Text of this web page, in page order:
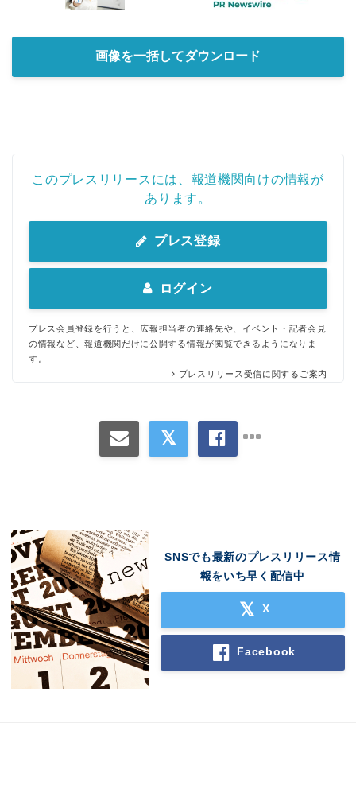
画像を一括してダウンロード
このプレスリリースには、報道機関向けの情報が
あります。
プレス登録
ログイン
プレス会員登録を行うと、広報担当者の連絡先や、イベント・記者会見
の情報など、報道機関だけに公開する情報が閲覧できるようになりま
す。
プレスリリース受信に関するご案内
SNSでも最新のプレスリリース情
報をいち早く配信中
X
Facebook